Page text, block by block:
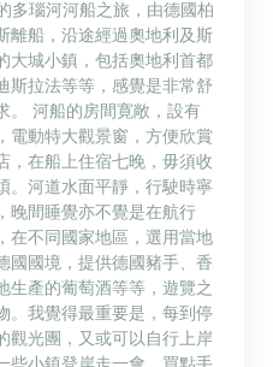
多瑙河河船之旅，由德國柏
離船，沿途經過奧地利及斯
大城小鎮，包括奧地利首都
斯拉法等等，感覺是非常舒
。 河船的房間寛敞，設有
電動特大觀景窗，方便欣賞
，在船上住宿七晚，毋須收
。河道水面平靜，行駛時寧
晚間睡覺亦不覺是在航行
在不同國家地區，選用當地
國國境，提供德國豬手、香
生產的葡萄酒等等，遊覽之
。我覺得最重要是，每到停
觀光團，又或可以自行上岸